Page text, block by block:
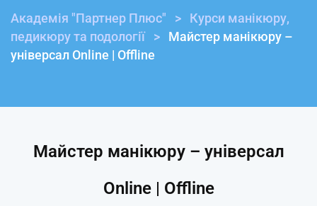
Академія "Партнер Плюс" >
Курси манікюру,
педикюру та подології
>
Майстер манікюру –
універсал Online | Offline
Майстер манікюру – універсал
Online | Offline